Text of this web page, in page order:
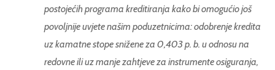
postojećih programa kreditiranja kako bi omogućio još
povoljnije uvjete našim poduzetnicima: odobrenje kredita
uz kamatne stope snižene za 0,403 p. b. u odnosu na
redovne ili uz manje zahtjeve za instrumente osiguranja,